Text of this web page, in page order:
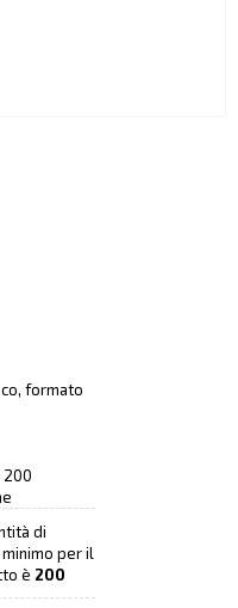
formato
200
di
per il
è 200